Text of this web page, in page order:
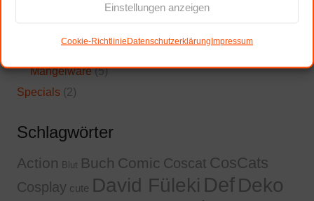
Einstellungen anzeigen
Cookie-RichtlinieDatenschutzerklärungImpressum
(38)
Mangelware (5)
Specials (2)
Schlagwörter
Action Blut Buch Comic Coscat CosCats
Cosplay cute David Füleki Def Deko